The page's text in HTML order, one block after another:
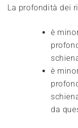
La profondità dei
è
è
da